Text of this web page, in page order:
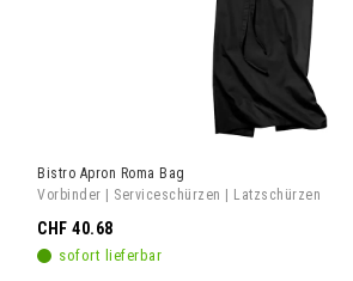
Bistro Apron Roma Bag
Vorbinder | Serviceschürzen | Latzschürzen
sofort lieferbar
CHF 40.68